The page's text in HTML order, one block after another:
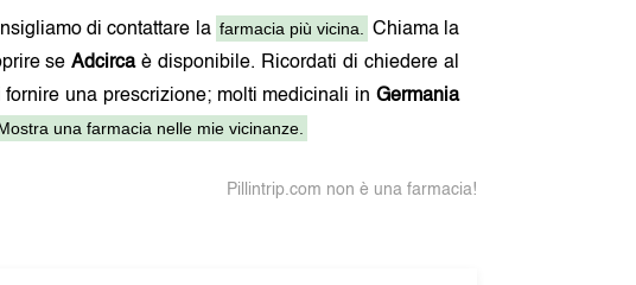
di contattare la farmacia più vicina.
Chiama la
seAdcircaè disponibile. Ricordati di chiedere al
una prescrizione; molti medicinali in Germania
una farmacia nelle mie vicinanze.
Pillintrip.com non è una farmacia!